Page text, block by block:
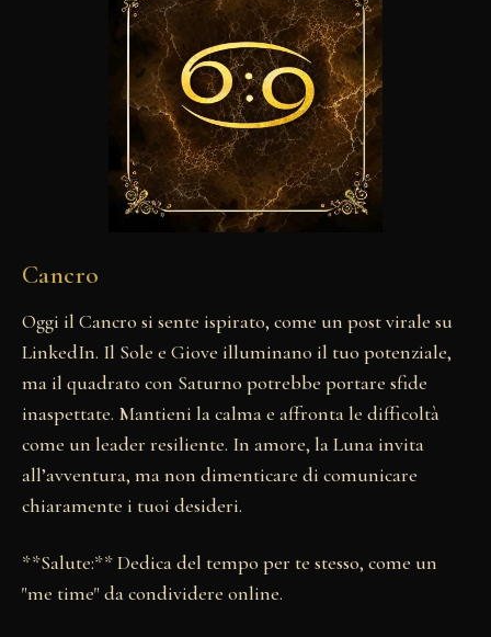
Cancro
Oggi il Cancro si sente ispirato, come un post virale su
LinkedIn. Il Sole e Giove illuminano il tuo potenziale,
ma il quadrato con Saturno potrebbe portare sfide
inaspettate. Mantieni la calma e affronta le difficoltà
come un leader resiliente. In amore, la Luna invita
all’avventura, ma non dimenticare di comunicare
chiaramente i tuoi desideri.
**Salute:** Dedica del tempo per te stesso, come un
"me time" da condividere online.